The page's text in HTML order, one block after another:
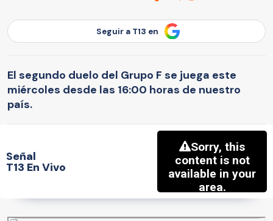
Seguir a T13 en
El segundo duelo del Grupo F se juega este
miércoles desde las 16:00 horas de nuestro
país.
Señal
T13 En Vivo